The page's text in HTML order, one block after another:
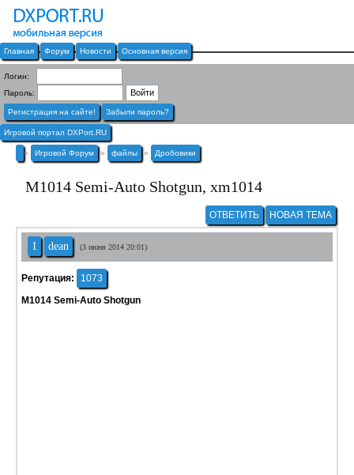
Главная Форум Новости Основная версия
Логин:
Пароль:
Регистрация на сайте! Забыли пароль?
Игровой портал DXPort.RU
» Игровой Форум » файлы » Дробовики
M1014 Semi-Auto Shotgun, xm1014
ОТВЕТИТЬ НОВАЯ ТЕМА
1 dean (3 июня 2014 20:01)
Репутация:
1073
M1014 Semi-Auto Shotgun